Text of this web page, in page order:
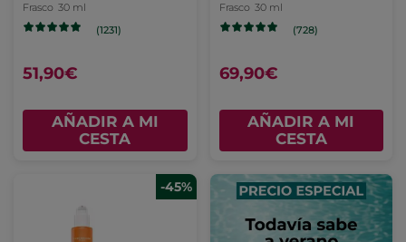
Frasco 30 ml
(1231)
51,90€
AÑADIR A MI
CESTA
Frasco 30 ml
(728)
69,90€
AÑADIR A MI
CESTA
-45%